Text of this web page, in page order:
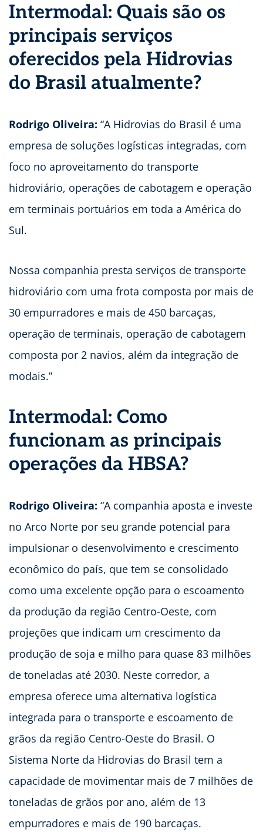
Intermodal: Quais são os
principais serviços
oferecidos pela Hidrovias
do Brasil atualmente?
Rodrigo Oliveira: “A Hidrovias do Brasil é uma
empresa de soluções logísticas integradas, com
foco no aproveitamento do transporte
hidroviário, operações de cabotagem e operação
em terminais portuários em toda a América do
Sul.
Nossa companhia presta serviços de transporte
hidroviário com uma frota composta por mais de
30 empurradores e mais de 450 barcaças,
operação de terminais, operação de cabotagem
composta por 2 navios, além da integração de
modais.”
Intermodal: Como
funcionam as principais
operações da HBSA?
Rodrigo Oliveira: “A companhia aposta e investe
no Arco Norte por seu grande potencial para
impulsionar o desenvolvimento e crescimento
econômico do país, que tem se consolidado
como uma excelente opção para o escoamento
da produção da região Centro-Oeste, com
projeções que indicam um crescimento da
produção de soja e milho para quase 83 milhões
de toneladas até 2030. Neste corredor, a
empresa oferece uma alternativa logística
integrada para o transporte e escoamento de
grãos da região Centro-Oeste do Brasil. O
Sistema Norte da Hidrovias do Brasil tem a
capacidade de movimentar mais de 7 milhões de
toneladas de grãos por ano, além de 13
empurradores e mais de 190 barcaças.